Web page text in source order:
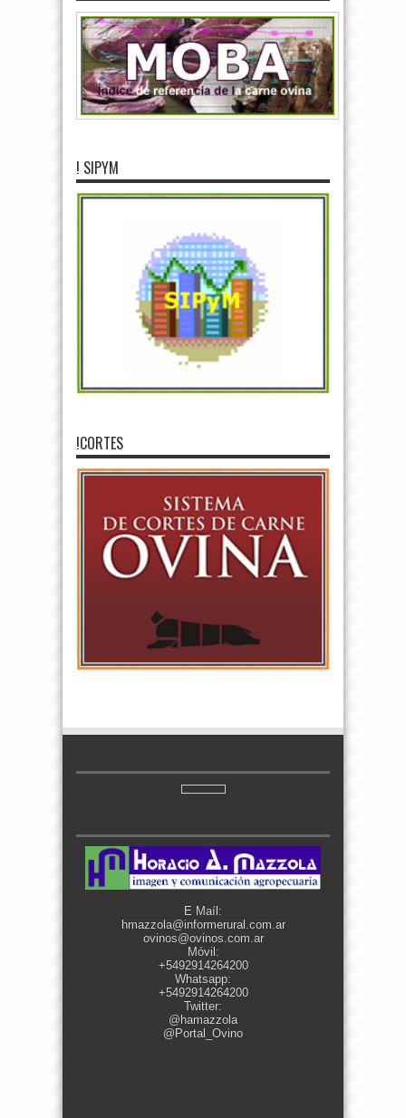
! SIPYM
!CORTES
E Maíl:
hmazzola@informerural.com.ar
ovinos@ovinos.com.ar
Móvil:
+5492914264200
Whatsapp:
+5492914264200
Twitter:
@hamazzola
@Portal_Ovino